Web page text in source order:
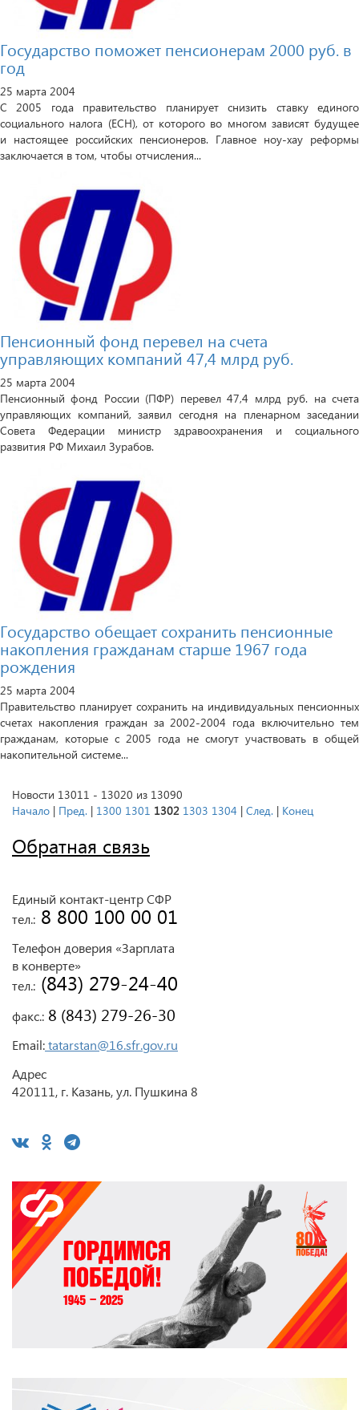
Государство поможет пенсионерам 2000 руб. в
год
25 марта 2004
С 2005 года правительство планирует снизить ставку единого
социального налога (ЕСН), от которого во многом зависят будущее
и настоящее российских пенсионеров. Главное ноу-хау реформы
заключается в том, чтобы отчисления...
Пенсионный фонд перевел на счета
управляющих компаний 47,4 млрд руб.
25 марта 2004
Пенсионный фонд России (ПФР) перевел 47,4 млрд руб. на счета
управляющих компаний, заявил сегодня на пленарном заседании
Совета Федерации министр здравоохранения и социального
развития РФ Михаил Зурабов.
Государство обещает сохранить пенсионные
накопления гражданам старше 1967 года
рождения
25 марта 2004
Правительство планирует сохранить на индивидуальных пенсионных
счетах накопления граждан за 2002-2004 года включительно тем
гражданам, которые с 2005 года не смогут участвовать в общей
накопительной системе...
Новости 13011 - 13020 из 13090
Начало | Пред. | 1300 1301 1302 1303 1304 | След. | Конец
Обратная связь
Единый контакт-центр СФР
тел.: 8 800 100 00 01
Телефон доверия «Зарплата
в конверте»
тел.: (843) 279-24-40
факс.: 8 (843) 279-26-30
Email:tatarstan@16.sfr.gov.ru
Адрес
420111, г. Казань, ул. Пушкина 8